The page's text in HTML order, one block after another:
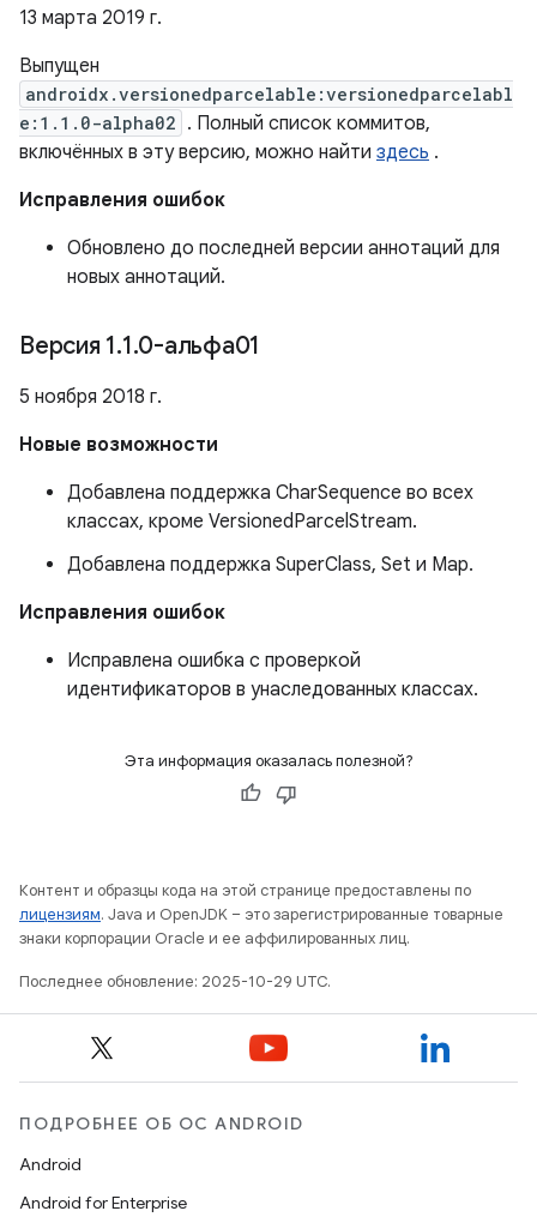
13 марта 2019 г.
Выпущен
androidx.versionedparcelable:versionedparcelabl
e:1.1.0-alpha02 . Полный список коммитов,
включённых в эту версию, можно найти здесь .
Исправления ошибок
Обновлено до последней версии аннотаций для
новых аннотаций.
Версия 1.1.0-альфа01
5 ноября 2018 г.
Новые возможности
Добавлена ​​поддержка CharSequence во всех
классах, кроме VersionedParcelStream.
Добавлена ​​поддержка SuperClass, Set и Map.
Исправления ошибок
Исправлена ​​ошибка с проверкой
идентификаторов в унаследованных классах.
Эта информация оказалась полезной?
Контент и образцы кода на этой странице предоставлены по
лицензиям. Java и OpenJDK – это зарегистрированные товарные
знаки корпорации Oracle и ее аффилированных лиц.
Последнее обновление: 2025-10-29 UTC.
ПОДРОБНЕЕ ОБ ОС ANDROID
Android
Android for Enterprise